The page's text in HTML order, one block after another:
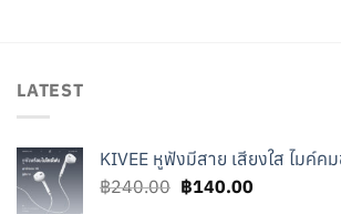
LATEST
KIVEE หูฟังมีสาย เสียงใส ไมค์ค
฿240.00 Original
฿140.00Current